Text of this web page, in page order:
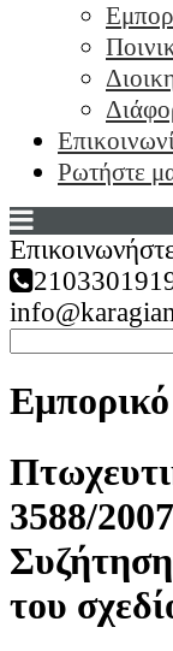
Ρωτήστε
Εμπορικό
3588/
του